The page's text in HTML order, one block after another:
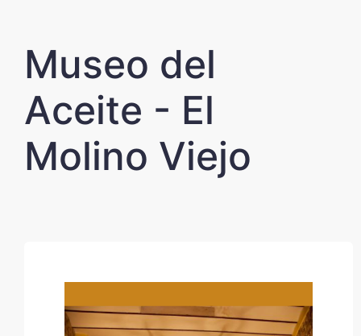
Museo del
Aceite - El
Molino Viejo